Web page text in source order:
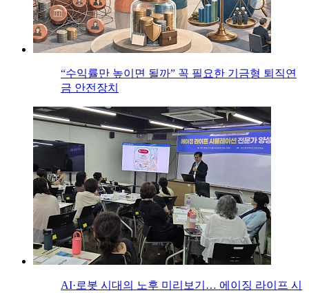
“수익률만 높이면 될까” 꼭 필요한 기금형 퇴직연
금 안전장치
AI·로봇 시대의 노후 미리보기… 에이징 라이프 시